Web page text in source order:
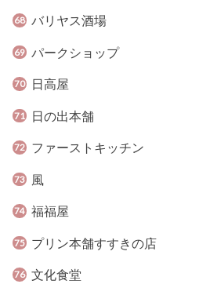
バリヤス酒場
パークショップ
日高屋
日の出本舗
ファーストキッチン
風
福福屋
プリン本舗すすきの店
文化食堂